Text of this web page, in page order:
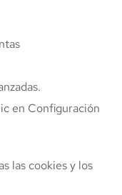
en Configuración
las cookies y los